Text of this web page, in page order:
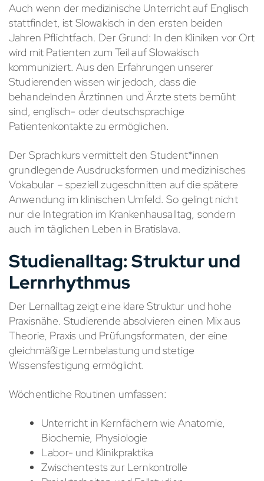
Auch wenn der medizinische Unterricht auf Englisch
stattfindet, ist Slowakisch in den ersten beiden
Jahren Pflichtfach. Der Grund: In den Kliniken vor Ort
wird mit Patienten zum Teil auf Slowakisch
kommuniziert.Aus den Erfahrungen unserer
Studierenden wissen wir jedoch, dass die
behandelnden Ärztinnen und Ärzte stets bemüht
sind, englisch- oder deutschsprachige
Patientenkontakte zu ermöglichen.
Der Sprachkurs vermittelt den Student*innen
grundlegende Ausdrucksformen und medizinisches
Vokabular – speziell zugeschnitten auf die spätere
Anwendung im klinischen Umfeld. So gelingt nicht
nur die Integration im Krankenhausalltag, sondern
auch im täglichen Leben in Bratislava.
Studienalltag: Struktur und
Lernrhythmus
Der Lernalltag zeigt eine klare Struktur und hohe
Praxisnähe. Studierende absolvieren einen Mix aus
Theorie, Praxis und Prüfungsformaten, der eine
gleichmäßige Lernbelastung und stetige
Wissensfestigung ermöglicht.
Wöchentliche Routinen umfassen:
Unterricht in Kernfächern wie Anatomie,
Biochemie, Physiologie
Labor- und Klinikpraktika
Zwischentests zur Lernkontrolle